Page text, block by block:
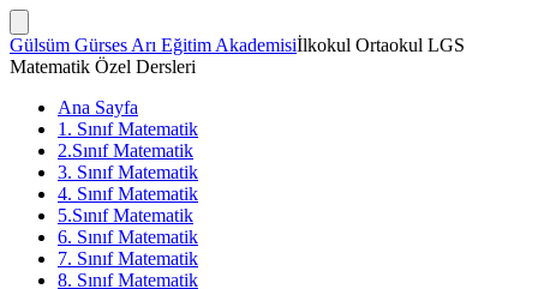
İçeriğe
atla
Arama
Çubuğunu
Göster/Gizle
Gülsüm Gürses Arı Eğitim Akademisiİlkokul Ortaokul LGS
Matematik Özel Dersleri
Ana Sayfa
1. Sınıf Matematik
2.Sınıf Matematik
3. Sınıf Matematik
4. Sınıf Matematik
5.Sınıf Matematik
6. Sınıf Matematik
7. Sınıf Matematik
8. Sınıf Matematik